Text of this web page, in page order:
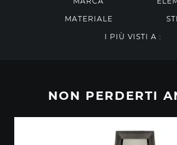
MATERIALE
I PIÙ VISTI A :
NON PERDERTI